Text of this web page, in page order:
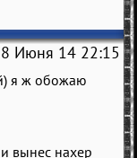
Июня 14 22:15
я ж обожаю
вынес нахер